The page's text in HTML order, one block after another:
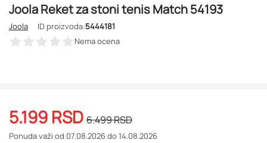
Joola Reket za stoni tenis Match 54193
Joola ID proizvoda:5444181
Nema ocena
5.199 RSD 6.499RSD
Ponuda važi od 07.08.2026 do 14.08.2026